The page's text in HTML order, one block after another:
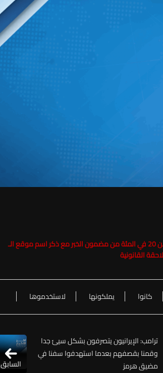
حفاظاً على حقوق الملكية الفكرية يرجى عدم نسخ ما يزيد عن 20 في المئة من مضمون الخبر مع ذكر اسم موقع الـ
كانوا يملكونها لاستخدموها
ترامب: الإيرانيون يتصرفون بشكل سيئ جدا
وقمنا بقصفهم بعدما استهدفوا سفنا في
مضيق هرمز
السابق